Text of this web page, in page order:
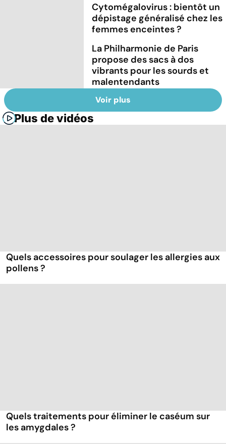
Cytomégalovirus : bientôt un
dépistage généralisé chez les
femmes enceintes ?
La Philharmonie de Paris
propose des sacs à dos
vibrants pour les sourds et
malentendants
Voir plus
Plus de vidéos
Quels accessoires pour soulager les allergies aux
pollens ?
Quels traitements pour éliminer le caséum sur
les amygdales ?